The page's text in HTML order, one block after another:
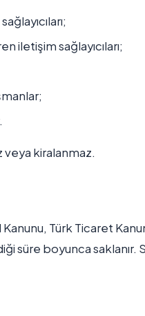
iletişim sağlayıcıları;
veya kiralanmaz.
Türk Ticaret
süre boyunca